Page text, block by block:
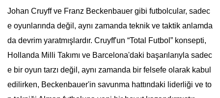
Johan Cruyff ve Franz Beckenbauer gibi futbolcular, sadec
e oyunlarında değil, aynı zamanda teknik ve taktik anlamda
da devrim yaratmışlardır. Cruyff'un “Total Futbol” konsepti,
Hollanda Milli Takımı ve Barcelona'daki başarılarıyla sadec
e bir oyun tarzı değil, aynı zamanda bir felsefe olarak kabul
edilirken, Beckenbauer'in savunma hattındaki liderliği ve to